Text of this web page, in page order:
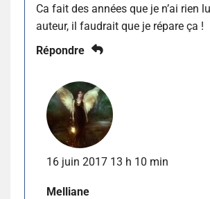
Ca fait des années que je n’ai rien
auteur, il faudrait que je répare ça !
Répondre
16 juin 2017 13 h 10 min
Melliane